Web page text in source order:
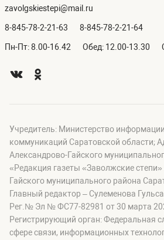
zavolgskiestepi@mail.ru
8-845-78-2-21-63 8-845-78-2-21-64
Пн-Пт: 8.00-16.42 Обед: 12.00-13.30
Учредитель: Министерство
коммуникаций Саратовской области;
Александрово-Гайского
«Редакция газеты «Заволжские
Гайского муниципального района
Главный редактор – Сулеменова
Рег.№ Эл № ФС77-82981 от 30 марта
Регистрирующий орган: Федеральная
сфере связи, информационных